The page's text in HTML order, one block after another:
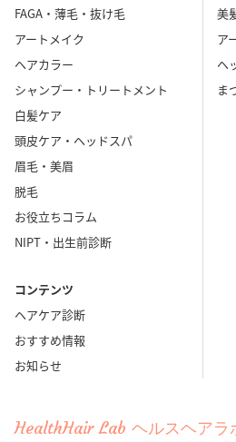
FAGA・薄毛・抜け毛
アートメイク
ヘアカラー
シャンプー・トリートメント
白髪ケア
頭皮ケア・ヘッドスパ
眉毛・美眉
脱毛
お役立ちコラム
NIPT・出生前診断
コンテンツ
ヘアケア診断
おすすめ情報
お知らせ
美
ア
ヘ
ま
HealthHair Lab ヘルスヘアラ